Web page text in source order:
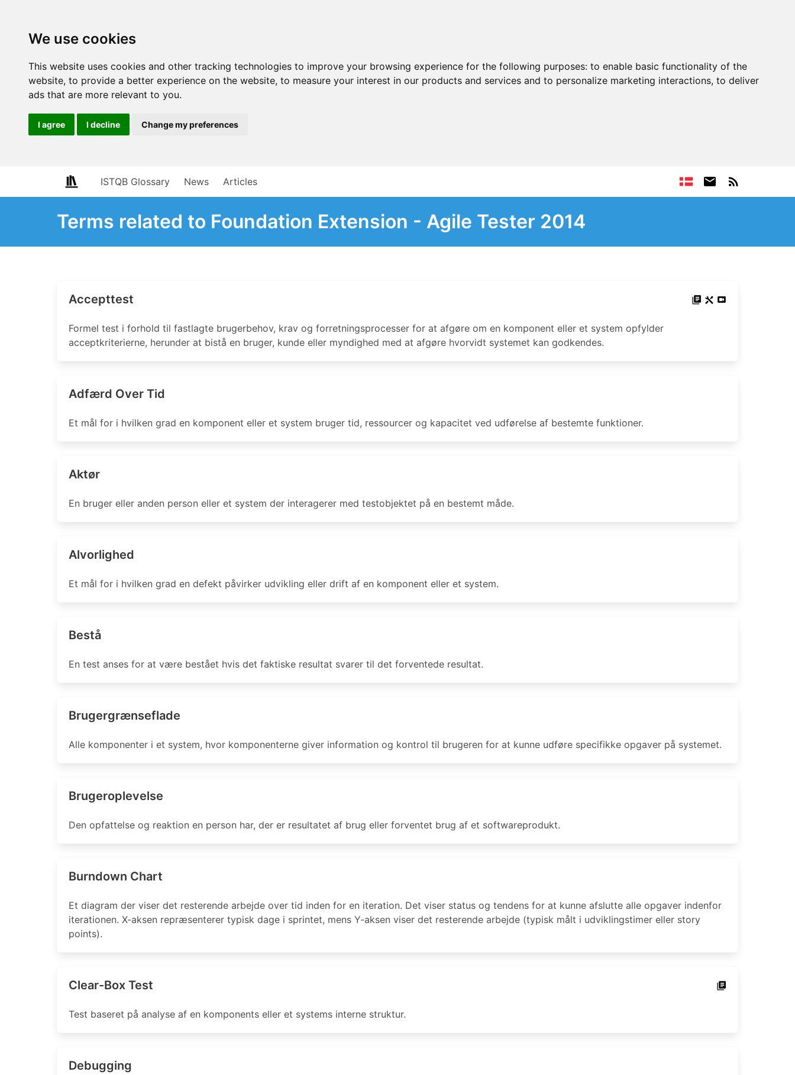
We use cookies
This website uses cookies and other tracking technologies to improve your browsing experience for the following purposes: to enable basic functionality of the
website, to provide a better experience on the website, to measure your interest in our products and services and to personalize marketing interactions, to deliver
ads that are more relevant to you.
I agree I decline Change my preferences
ISTQB Glossary News Articles
Terms related to Foundation Extension - Agile Tester 2014
Accepttest
Formel test i forhold til fastlagte brugerbehov, krav og forretningsprocesser for at afgøre om en komponent eller et system opfylder
acceptkriterierne, herunder at bistå en bruger, kunde eller myndighed med at afgøre hvorvidt systemet kan godkendes.
Adfærd Over Tid
Et mål for i hvilken grad en komponent eller et system bruger tid, ressourcer og kapacitet ved udførelse af bestemte funktioner.
Aktør
En bruger eller anden person eller et system der interagerer med testobjektet på en bestemt måde.
Alvorlighed
Et mål for i hvilken grad en defekt påvirker udvikling eller drift af en komponent eller et system.
Bestå
En test anses for at være bestået hvis det faktiske resultat svarer til det forventede resultat.
Brugergrænseflade
Alle komponenter i et system, hvor komponenterne giver information og kontrol til brugeren for at kunne udføre specifikke opgaver på systemet.
Brugeroplevelse
Den opfattelse og reaktion en person har, der er resultatet af brug eller forventet brug af et softwareprodukt.
Burndown Chart
Et diagram der viser det resterende arbejde over tid inden for en iteration. Det viser status og tendens for at kunne afslutte alle opgaver indenfor
iterationen. X-aksen repræsenterer typisk dage i sprintet, mens Y-aksen viser det resterende arbejde (typisk målt i udviklingstimer eller story
points).
Clear-Box Test
Test baseret på analyse af en komponents eller et systems interne struktur.
Debugging